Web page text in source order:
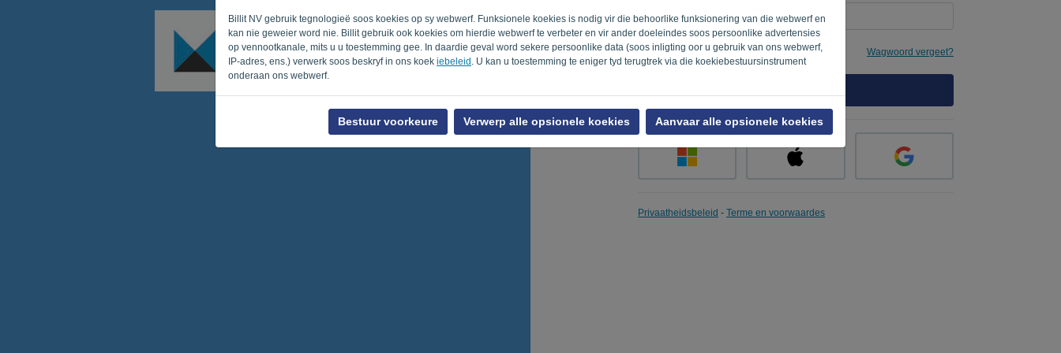
Billit NV gebruik tegnologieë soos koekies op sy webwerf. Funksionele koekies is nodig vir die behoorlike funksionering van die webwerf en
kan nie geweier word nie. Billit gebruik ook koekies om hierdie webwerf te verbeter en vir ander doeleindes soos persoonlike advertensies
op vennootkanale, mits u u toestemming gee. In daardie geval word sekere persoonlike data (soos inligting oor u gebruik van ons webwerf,
IP-adres, ens.) verwerk soos beskryf in ons koek iebeleid . U kan u toestemming te eniger tyd terugtrek via die koekiebestuursinstrument
onderaan ons webwerf.
Bestuur voorkeure Verwerp alle opsionele koekies Aanvaar alle opsionele koekies
Onthou my Wagwoord vergeet?
Privaatheidsbeleid - Terme en voorwaardes